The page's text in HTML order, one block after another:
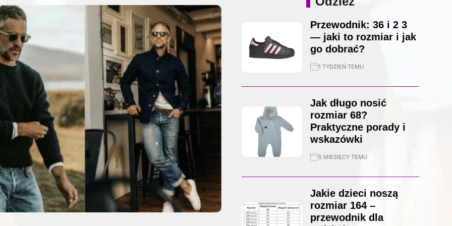
Przewodnik: 36 i 2 3
— jaki to rozmiar i jak
go dobrać?
1 TYDZIEŃ TEMU
Jak długo nosić
rozmiar 68?
Praktyczne porady i
wskazówki
5 MIESIĘCY TEMU
Jakie dzieci noszą
rozmiar 164 –
przewodnik dla